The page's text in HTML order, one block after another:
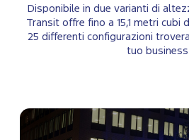
Disponibile in due varianti di
Transit offre fino a 15,1 metri cubi
25 differenti configurazioni
tuo business.